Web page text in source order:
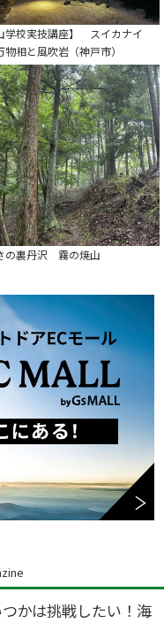
学校実技講座】 スイカナイ
物相と風吹岩（神戸市）
の裏丹沢 霧の焼山
かは挑戦したい！海